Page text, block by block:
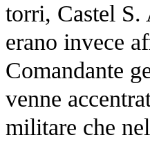
torri, Castel S.
erano invece
Comandante
venne
militare che